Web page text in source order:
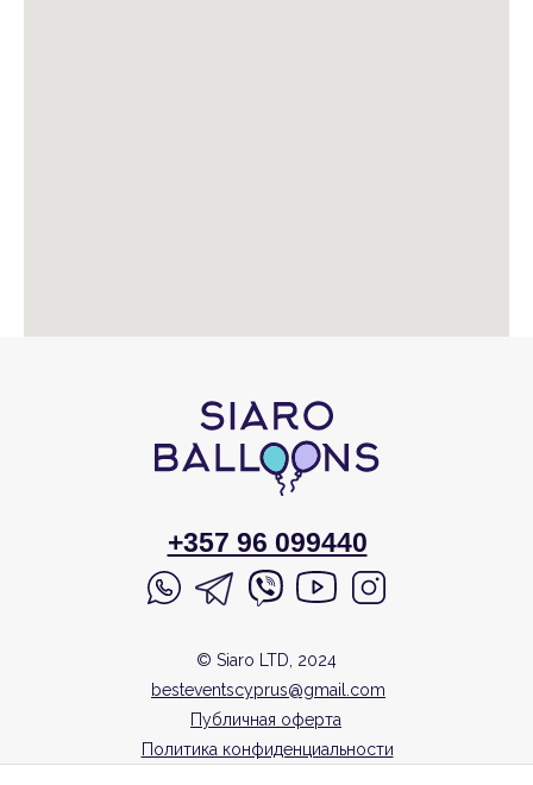
Публичная оферта
Политика конфиденциальности
© Siaro LTD, 2024
besteventscyprus@gmail.com
+357 96 099440